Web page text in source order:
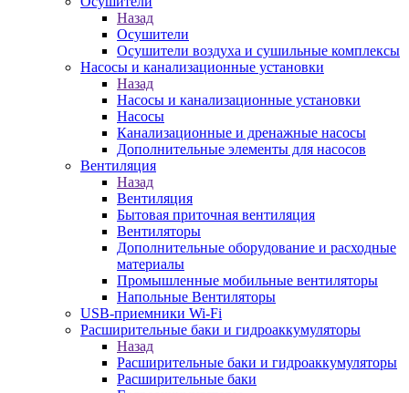
Назад
Осушители
Осушители воздуха и сушильные комплексы
Насосы и канализационные установки
Назад
Насосы и канализационные установки
Насосы
Канализационные и дренажные насосы
Дополнительные элементы для насосов
Вентиляция
Назад
Вентиляция
Бытовая приточная вентиляция
Вентиляторы
Дополнительные оборудование и расходные
материалы
Промышленные мобильные вентиляторы
Напольные Вентиляторы
USB-приемники Wi-Fi
Расширительные баки и гидроаккумуляторы
Назад
Расширительные баки и гидроаккумуляторы
Расширительные баки